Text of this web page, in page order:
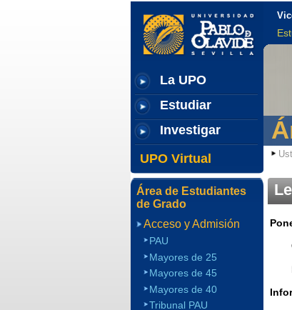
La UPO
Estudiar
Investigar
UPO Virtual
Área de Estudiantes
de Grado
Acceso y Admisión
PAU
Mayores de 25
Mayores de 45
Mayores de 40
Tribunal PAU